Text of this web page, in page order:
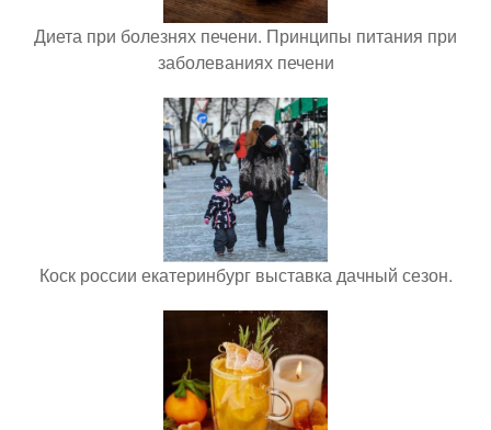
Диета при болезнях печени. Принципы питания при
заболеваниях печени
Коск россии екатеринбург выставка дачный сезон.